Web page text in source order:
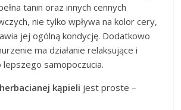
tanin oraz innych cennych
nie tylko wpływa na kolor cery,
jej ogólną kondycję. Dodatkowo
ma działanie relaksujące i
samopoczucia.
kąpieli jest proste –